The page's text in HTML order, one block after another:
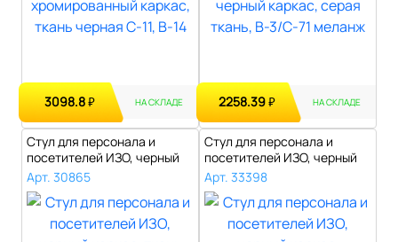
3098.8₽ НА СКЛАДЕ 2258.39₽ НА СКЛАДЕ
Стул для персонала и
посетителей ИЗО, черный
каркас, тк..
Арт. 30865
Стул для персонала и
посетителей ИЗО, черный
каркас, ко..
Арт. 33398